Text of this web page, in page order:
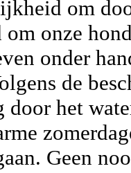
om
om onze
onder
de
door het
Geen